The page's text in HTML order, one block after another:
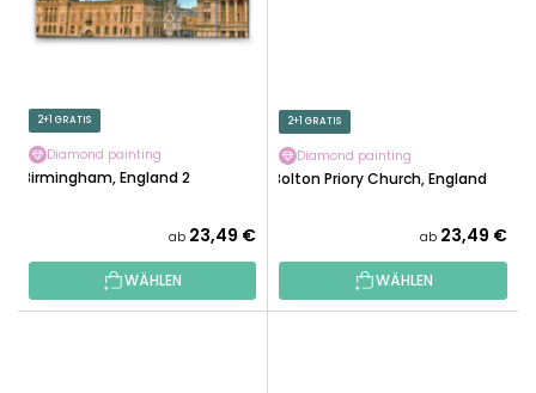
2+1 GRATIS
Diamond painting
Birmingham, England 2
ab 23,49 €
WÄHLEN
2+1 GRATIS
Diamond painting
Bolton Priory Church, England
ab 23,49 €
WÄHLEN